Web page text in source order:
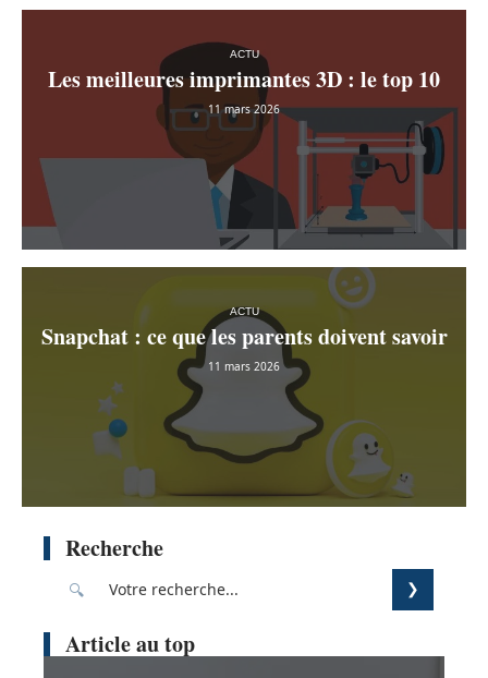
ACTU
Les meilleures imprimantes 3D : le top 10
11 mars 2026
ACTU
Snapchat : ce que les parents doivent savoir
11 mars 2026
Recherche
Article au top